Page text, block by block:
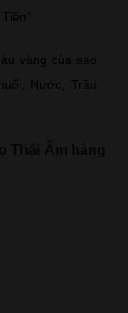
vàng của sao
Nước, Trầu